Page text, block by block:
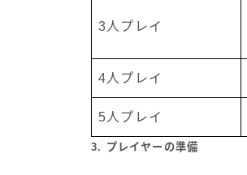
3人プレイ
4人プレイ
5人プレイ
3. プレイヤーの準備